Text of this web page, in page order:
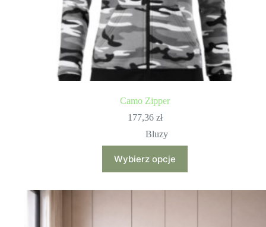
Camo Zipper
177,36 zł
Bluzy
Wybierz opcje
produkt
ma
wariantów.